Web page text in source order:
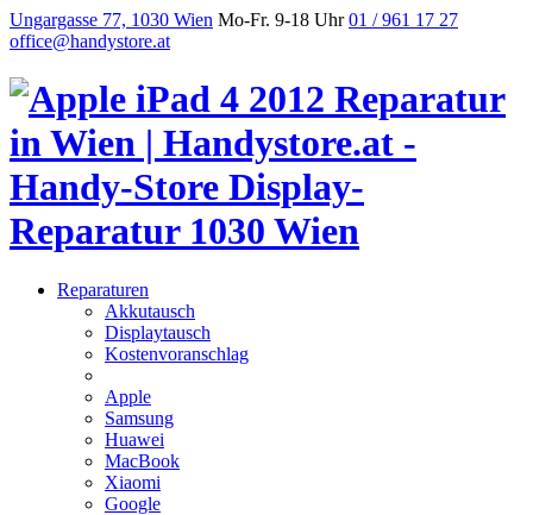
Ungargasse 77, 1030 Wien Mo-Fr. 9-18 Uhr 01 / 961 17 27
office@handystore.at
Reparaturen
Akkutausch
Displaytausch
Kostenvoranschlag
Apple
Samsung
Huawei
MacBook
Xiaomi
Google